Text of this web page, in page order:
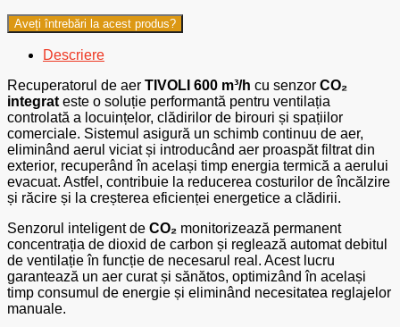
Aveți întrebări la acest produs?
Descriere
Recuperatorul de aer TIVOLI 600 m³/h cu senzor CO₂
integrat este o soluție performantă pentru ventilația
controlată a locuințelor, clădirilor de birouri și spațiilor
comerciale. Sistemul asigură un schimb continuu de aer,
eliminând aerul viciat și introducând aer proaspăt filtrat din
exterior, recuperând în același timp energia termică a aerului
evacuat. Astfel, contribuie la reducerea costurilor de încălzire
și răcire și la creșterea eficienței energetice a clădirii.
Senzorul inteligent de CO₂ monitorizează permanent
concentrația de dioxid de carbon și reglează automat debitul
de ventilație în funcție de necesarul real. Acest lucru
garantează un aer curat și sănătos, optimizând în același
timp consumul de energie și eliminând necesitatea reglajelor
manuale.